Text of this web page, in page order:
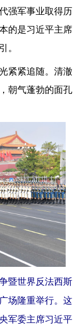
强军事业取得历
的是习近平主席
。
紧紧追随。清澈
朝气蓬勃的面孔
暨世界反法西斯
场隆重举行。这
军委主席习近平